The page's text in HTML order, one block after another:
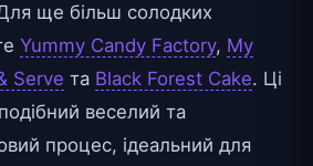
ще більш солодких
Yummy Candy Factory, My
Serve та Black Forest Cake. Ці
веселий та
процес, ідеальний для